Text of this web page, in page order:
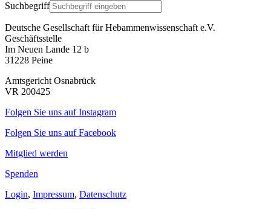
Suchbegriff
Deutsche Gesellschaft für Hebammenwissenschaft e.V.
Geschäftsstelle
Im Neuen Lande 12 b
31228 Peine
Amtsgericht Osnabrück
VR 200425
Folgen Sie uns auf Instagram
Folgen Sie uns auf Facebook
Mitglied werden
Spenden
Login, Impressum, Datenschutz